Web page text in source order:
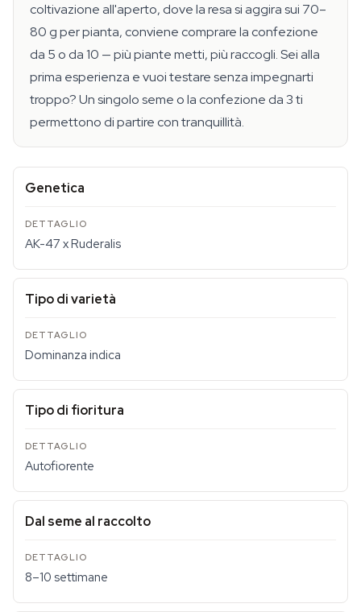
coltivazione all'aperto, dove la resa si aggira sui 70–
80 g per pianta, conviene comprare la confezione
da 5 o da 10 — più piante metti, più raccogli. Sei alla
prima esperienza e vuoi testare senza impegnarti
troppo? Un singolo seme o la confezione da 3 ti
permettono di partire con tranquillità.
Genetica
AK-47 x Ruderalis
Tipo di varietà
Dominanza indica
Tipo di fioritura
Autofiorente
Dal seme al raccolto
8–10 settimane